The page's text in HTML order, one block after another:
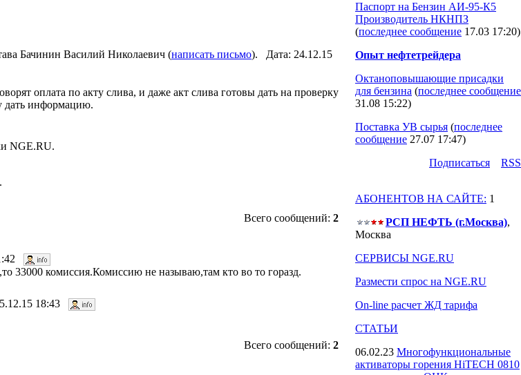
Бачинин Василий Николаевич (написать письмо). Дата: 24.12.15
оплата по акту слива, и даже акт слива готовы дать на проверку
дать информацию.
NGE.RU.
.
Всего сообщений: 2
33000 комиссия.Комиссию не называю,там кто во то горазд.
18:43
Всего сообщений: 2
Паспорт на Бензин АИ-95-К5
Производитель НКНПЗ
(последнее сообщение 17.03 17:20)
Опыт нефтетрейдера
Октаноповышающие присадки
для бензина (последнее сообщение
31.08 15:22)
Поставка УВ сырья (последнее
сообщение 27.07 17:47)
Подпиcаться
RSS
АБОНЕНТОВ НА САЙТЕ: 1
РСП НЕФТЬ (г.Москва),
Москва
СЕРВИСЫ NGE.RU
Размести спрос на NGE.RU
On-line расчет ЖД тарифа
СТАТЬИ
06.02.23 Многофункциональные
активаторы горения HiTECH 0810